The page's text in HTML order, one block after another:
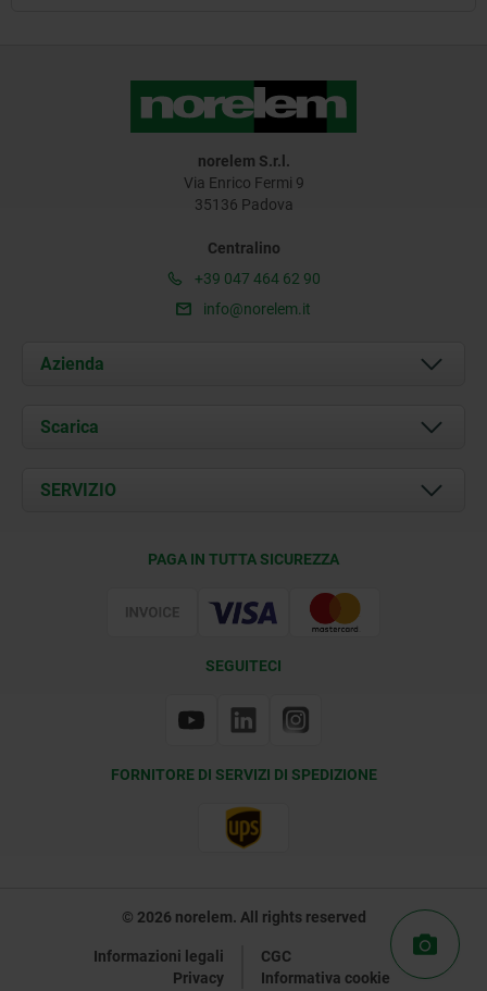
norelem S.r.l.
Via Enrico Fermi 9
35136 Padova
Centralino
+39 047 464 62 90
info@norelem.it
Azienda
Chi siamo
Contatti
Scarica
Documents
SERVIZIO
PAGA IN TUTTA SICUREZZA
SEGUITECI
FORNITORE DI SERVIZI DI SPEDIZIONE
© 2026 norelem. All rights reserved
Informazioni legali
CGC
Privacy
Informativa cookie